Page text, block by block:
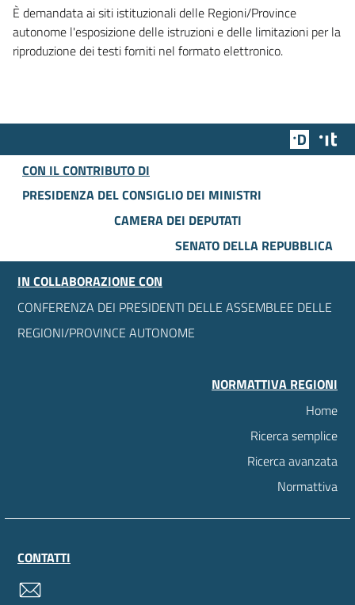
È demandata ai siti istituzionali delle Regioni/Province
autonome l'esposizione delle istruzioni e delle limitazioni per la
riproduzione dei testi forniti nel formato elettronico.
Team
CON IL CONTRIBUTO DI
PRESIDENZA DEL CONSIGLIO DEI MINISTRI
CAMERA DEI DEPUTATI
SENATO DELLA REPUBBLICA
IN COLLABORAZIONE CON
CONFERENZA DEI PRESIDENTI DELLE ASSEMBLEE DELLE
REGIONI/PROVINCE AUTONOME
NORMATTIVA REGIONI
Home
Ricerca semplice
Ricerca avanzata
Normattiva
CONTATTI